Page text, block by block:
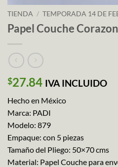
TIENDA / TEMPORADA 14 DE
Papel Couche
$27.84 IVA INCLUIDO
Hecho en México
Marca: PADI
Modelo: 879
Empaque: con 5 piezas
Tamaño del Pliego: 50×70 cms
Material: Papel Couche para